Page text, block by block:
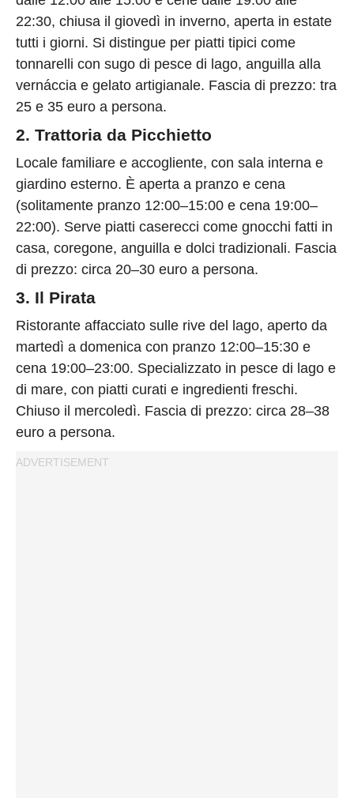
22:30, chiusa il giovedì in inverno, aperta in estate
tutti i giorni. Si distingue per piatti tipici come
tonnarelli con sugo di pesce di lago, anguilla alla
vernáccia e gelato artigianale. Fascia di prezzo: tra
25 e 35 euro a persona.
2. Trattoria da Picchietto
Locale familiare e accogliente, con sala interna e
giardino esterno. È aperta a pranzo e cena
(solitamente pranzo 12:00–15:00 e cena 19:00–
22:00). Serve piatti caserecci come gnocchi fatti in
casa, coregone, anguilla e dolci tradizionali. Fascia
di prezzo: circa 20–30 euro a persona.
3. Il Pirata
Ristorante affacciato sulle rive del lago, aperto da
martedì a domenica con pranzo 12:00–15:30 e
cena 19:00–23:00. Specializzato in pesce di lago e
di mare, con piatti curati e ingredienti freschi.
Chiuso il mercoledì. Fascia di prezzo: circa 28–38
euro a persona.